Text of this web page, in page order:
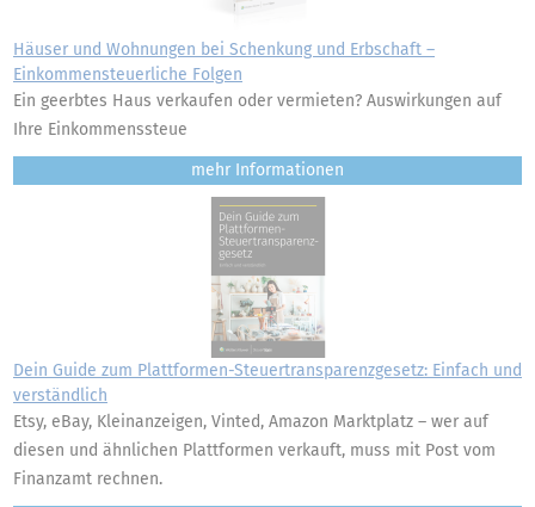
Häuser und Wohnungen bei Schenkung und Erbschaft –
Einkommensteuerliche Folgen
Ein geerbtes Haus verkaufen oder vermieten? Auswirkungen auf
Ihre Einkommenssteue
mehr
Dein Guide zum Plattformen-Steuertransparenzgesetz: Einfach und
verständlich
Etsy, eBay, Kleinanzeigen, Vinted, Amazon Marktplatz – wer auf
diesen und ähnlichen Plattformen verkauft, muss mit Post vom
Finanzamt rechnen.